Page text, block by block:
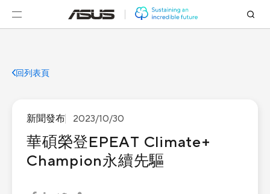
回列表頁
新聞發布 2023/10/30
華碩榮登EPEAT Climate+
Champion永續先驅